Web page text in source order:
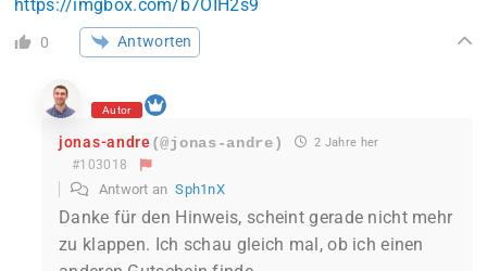
https://imgbox.com/b7OIH2s9
0 Antworten
Autor
jonas-andre(@jonas-andre) 2 Jahre her
#103018
Antwort anSph1nX
Danke für den Hinweis, scheint gerade nicht mehr
zu klappen. Ich schau gleich mal, ob ich einen